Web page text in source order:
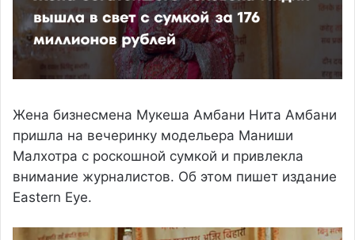
Жена бизнесмена Мукеша Амбани Нита Амбани
пришла на вечеринку модельера Маниши
Малхотра с роскошной сумкой и привлекла
внимание журналистов. Об этом пишет издание
Eastern Eye.